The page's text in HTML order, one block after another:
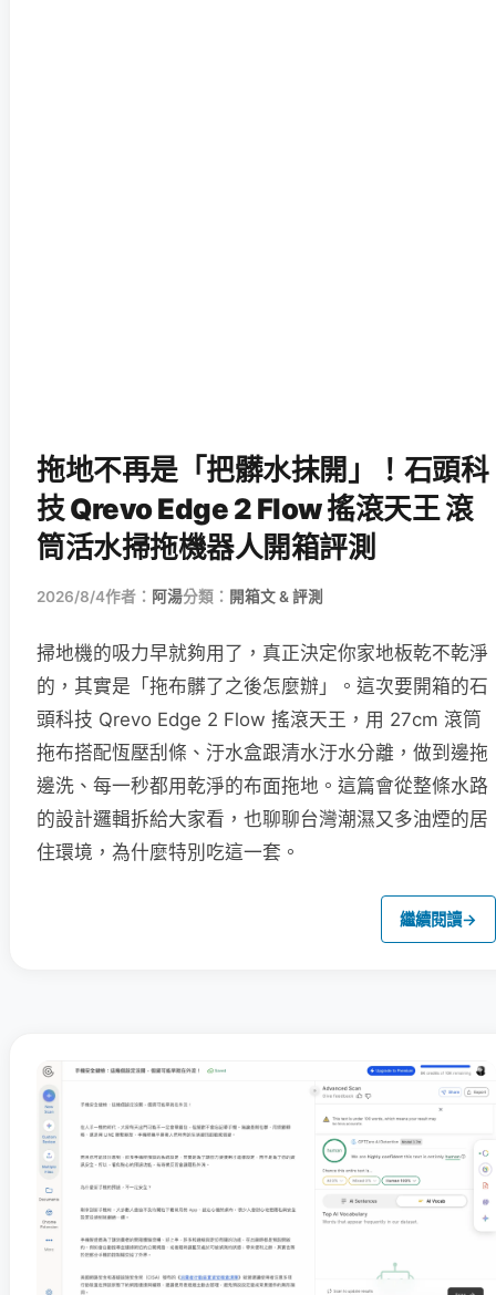
拖地不再是「把髒水抹開」！石頭科
技 Qrevo Edge 2 Flow 搖滾天王 滾
筒活水掃拖機器人開箱評測
2026/8/4作者： 阿湯分類： 開箱文 & 評測
掃地機的吸力早就夠用了，真正決定你家地板乾不乾淨
的，其實是「拖布髒了之後怎麼辦」。這次要開箱的石
頭科技 Qrevo Edge 2 Flow 搖滾天王，用 27cm 滾筒
拖布搭配恆壓刮條、汙水盒跟清水汙水分離，做到邊拖
邊洗、每一秒都用乾淨的布面拖地。這篇會從整條水路
的設計邏輯拆給大家看，也聊聊台灣潮濕又多油煙的居
住環境，為什麼特別吃這一套。
繼續閱讀→